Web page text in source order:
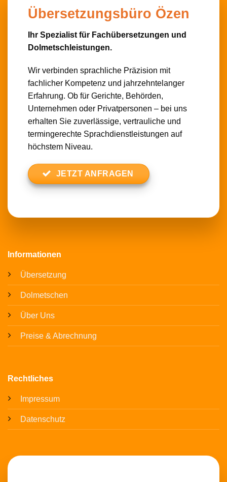
Übersetzungsbüro Özen
Ihr Spezialist für Fachübersetzungen und
Dolmetschleistungen.
Wir verbinden sprachliche Präzision mit
fachlicher Kompetenz und jahrzehntelanger
Erfahrung. Ob für Gerichte, Behörden,
Unternehmen oder Privatpersonen – bei uns
erhalten Sie zuverlässige, vertrauliche und
termingerechte Sprachdienstleistungen auf
höchstem Niveau.
JETZT ANFRAGEN
Informationen
Übersetzung
Dolmetschen
Über Uns
Preise & Abrechnung
Rechtliches
Impressum
Datenschutz